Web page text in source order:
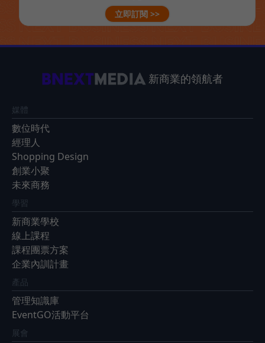
立即訂閱 >>
新商業的領航者
媒體
數位時代
經理人
Shopping Design
創業小聚
未來商務
學習
新商業學校
線上課程
課程團票方案
企業內訓計畫
產品
管理知識庫
EventGO活動平台
展會